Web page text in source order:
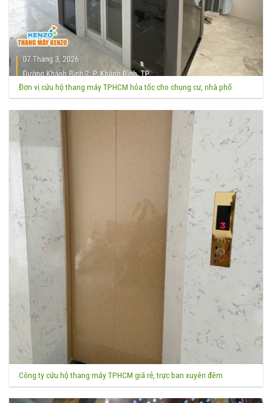
Đơn vị cứu hộ thang máy TPHCM hỏa tốc cho chung cư, nhà phố
Công ty cứu hộ thang máy TPHCM giá rẻ, trực ban xuyên đêm